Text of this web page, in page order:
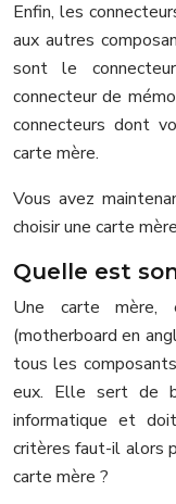
Enfin, les
aux autres
sont le
connecteur de
connecteurs dont
carte mère.
Vous avez
choisir une carte
Quelle est
Une carte mère,
(motherboard en
tous les
eux. Elle sert de
informatique et
critères faut-il alors
carte mère ?